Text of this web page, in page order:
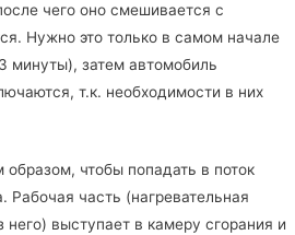
чего оно смешивается с
Нужно это только в самом начале
минуты), затем автомобиль
т.к. необходимости в них
чтобы попадать в поток
Рабочая часть (нагревательная
него) выступает в камеру сгорания и